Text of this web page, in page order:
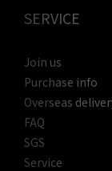
SERVICE
Join us
Purchase info
Overseas
FAQ
SGS
Service